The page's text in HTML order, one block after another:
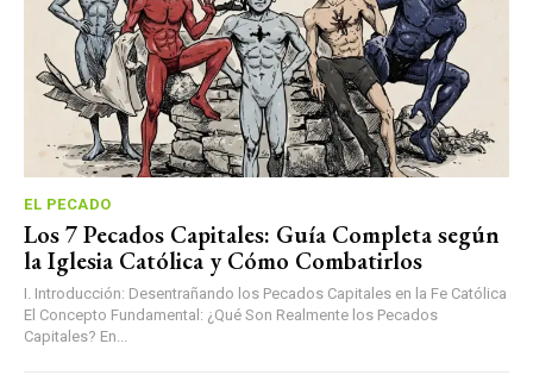
EL PECADO
Los 7 Pecados Capitales: Guía Completa según
la Iglesia Católica y Cómo Combatirlos
I. Introducción: Desentrañando los Pecados Capitales en la Fe Católica
El Concepto Fundamental: ¿Qué Son Realmente los Pecados
Capitales? En...